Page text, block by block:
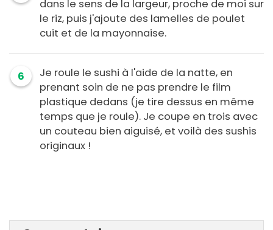
dans le sens de la largeur, proche de moi sur
le riz, puis j'ajoute des lamelles de poulet
cuit et de la mayonnaise.
6
Je roule le sushi à l'aide de la natte, en
prenant soin de ne pas prendre le film
plastique dedans (je tire dessus en même
temps que je roule). Je coupe en trois avec
un couteau bien aiguisé, et voilà des sushis
originaux !